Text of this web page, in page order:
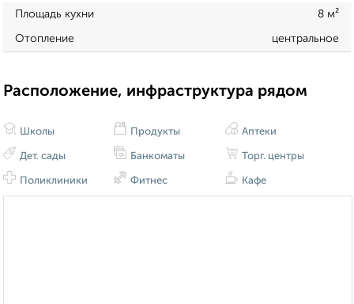
Площадь кухни 8 м²
Отопление центральное
Расположение, инфраструктура рядом
Школы
Дет. сады
Поликлиники
Продукты
Банкоматы
Фитнес
Аптеки
Торг. центры
Кафе